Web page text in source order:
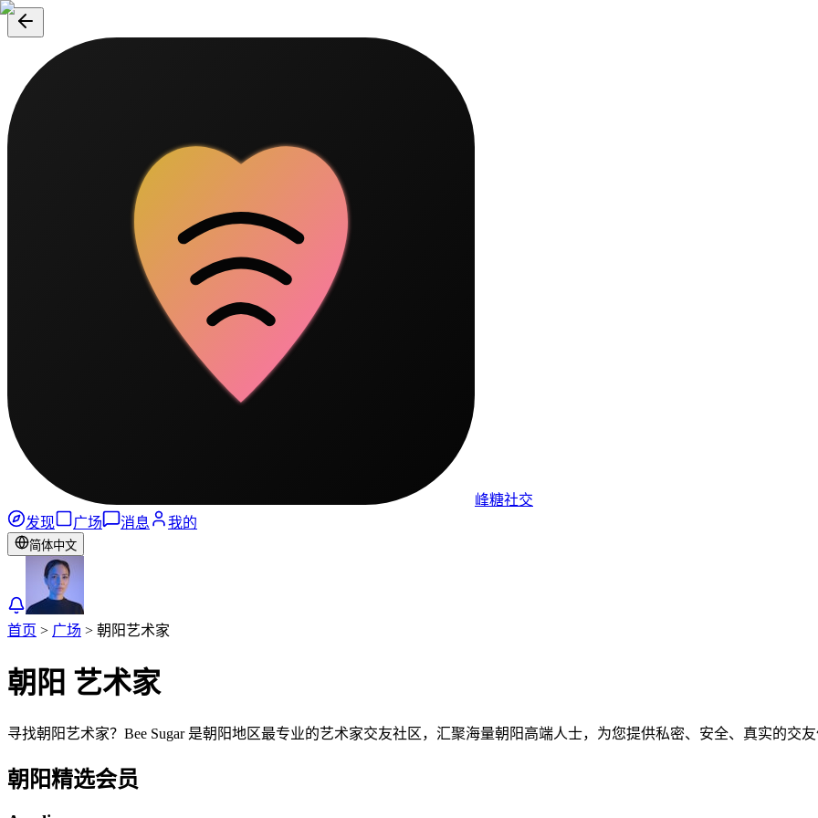
峰糖社交
发现
广场 消息 我的
简体中文
首页 > 广场 > 朝阳艺术家
朝阳 艺术家
寻找朝阳艺术家？Bee Sugar 是朝阳地区最专业的艺术家交友社区，汇聚海量朝阳高端人士，为您提供私密、安全、真实的交
朝阳精选会员